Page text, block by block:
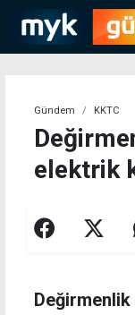
Gündem KKTC
elektrik